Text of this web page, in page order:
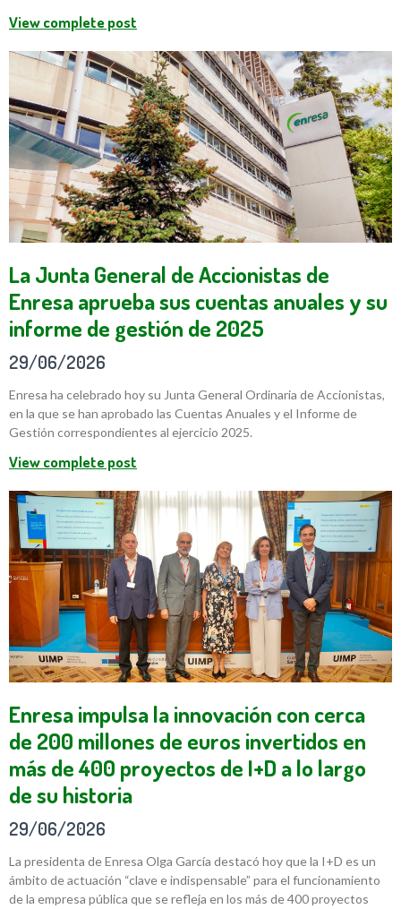
View complete post
La Junta General de Accionistas de
Enresa aprueba sus cuentas anuales y su
informe de gestión de 2025
29/06/2026
Enresa ha celebrado hoy su Junta General Ordinaria de Accionistas,
en la que se han aprobado las Cuentas Anuales y el Informe de
Gestión correspondientes al ejercicio 2025.
View complete post
Enresa impulsa la innovación con cerca
de 200 millones de euros invertidos en
más de 400 proyectos de I+D a lo largo
de su historia
29/06/2026
La presidenta de Enresa Olga García destacó hoy que la I+D es un
ámbito de actuación “clave e indispensable” para el funcionamiento
de la empresa pública que se refleja en los más de 400 proyectos